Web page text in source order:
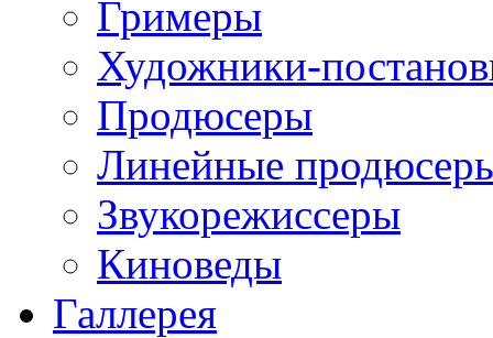
Гримеры
Художники-
Продюсеры
Линейные
Звукорежиссеры
Киноведы
Галлерея